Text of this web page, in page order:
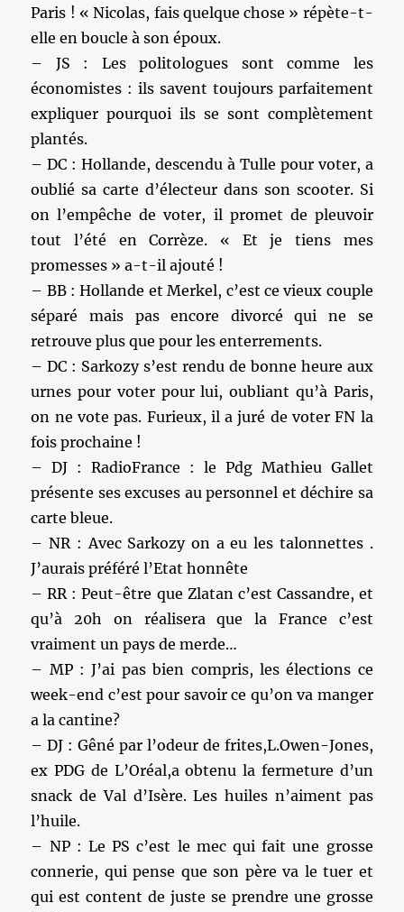
Paris ! « Nicolas, fais quelque chose » répète-t-
elle en boucle à son époux.
– JS : Les politologues sont comme les
économistes : ils savent toujours parfaitement
expliquer pourquoi ils se sont complètement
plantés.
– DC : Hollande, descendu à Tulle pour voter, a
oublié sa carte d’électeur dans son scooter. Si
on l’empêche de voter, il promet de pleuvoir
tout l’été en Corrèze. « Et je tiens mes
promesses » a-t-il ajouté !
– BB : Hollande et Merkel, c’est ce vieux couple
séparé mais pas encore divorcé qui ne se
retrouve plus que pour les enterrements.
– DC : Sarkozy s’est rendu de bonne heure aux
urnes pour voter pour lui, oubliant qu’à Paris,
on ne vote pas. Furieux, il a juré de voter FN la
fois prochaine !
– DJ : RadioFrance : le Pdg Mathieu Gallet
présente ses excuses au personnel et déchire sa
carte bleue.
– NR : Avec Sarkozy on a eu les talonnettes .
J’aurais préféré l’Etat honnête
– RR : Peut-être que Zlatan c’est Cassandre, et
qu’à 20h on réalisera que la France c’est
vraiment un pays de merde…
– MP : J’ai pas bien compris, les élections ce
week-end c’est pour savoir ce qu’on va manger
a la cantine?
– DJ : Gêné par l’odeur de frites,L.Owen-Jones,
ex PDG de L’Oréal,a obtenu la fermeture d’un
snack de Val d’Isère. Les huiles n’aiment pas
l’huile.
– NP : Le PS c’est le mec qui fait une grosse
connerie, qui pense que son père va le tuer et
qui est content de juste se prendre une grosse